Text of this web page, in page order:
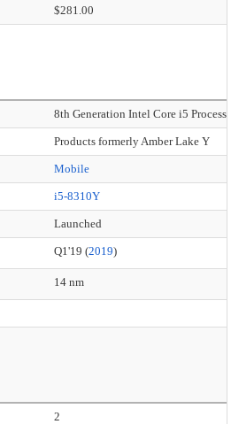
$281.00
8th Generation Intel Core i5
Products formerly Amber Lake Y
Mobile
i5-8310Y
Launched
Q1'19 (2019)
14 nm
2